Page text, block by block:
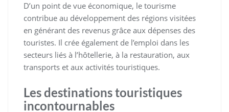
D’un point de vue économique, le tourisme
contribue au développement des régions visitées
en générant des revenus grâce aux dépenses des
touristes. Il crée également de l’emploi dans les
secteurs liés à l’hôtellerie, à la restauration, aux
transports et aux activités touristiques.
Les destinations touristiques
incontournables